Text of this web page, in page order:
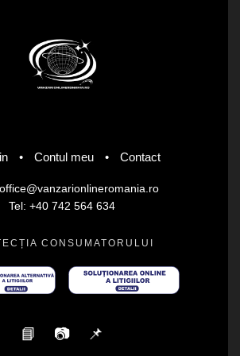
• Contul meu • Contact
Tel: +40 742 564 634
CONSUMATORULUI
📘 📷 📌